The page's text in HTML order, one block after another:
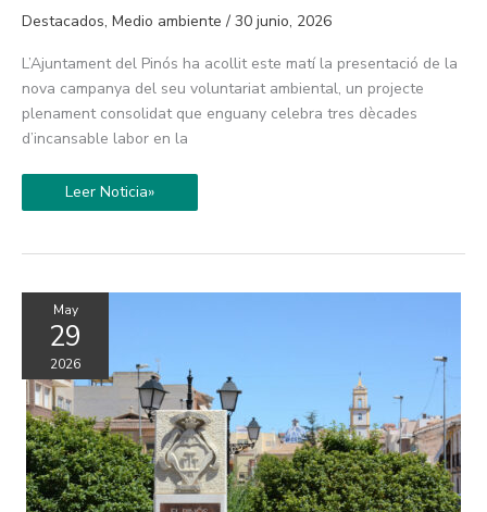
Destacados, Medio ambiente / 30 junio, 2026
L’Ajuntament del Pinós ha acollit este matí la presentació de la
nova campanya del seu voluntariat ambiental, un projecte
plenament consolidat que enguany celebra tres dècades
d’incansable labor en la
seu
voluntariat
amb
nous
projectes
enfront
del
canvi
climàtic
Leer Noticia»
May
29
2026